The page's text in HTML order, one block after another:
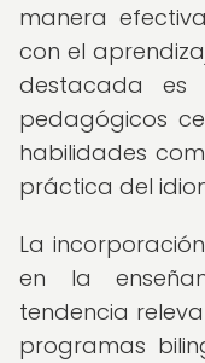
manera
con el
destacada es
pedagógicos
habilidades
práctica del
La
en la
tendencia
programas